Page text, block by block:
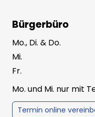
Bürgerbüro
Mo., Di. & Do.
Mi.
Fr.
Mo. und Mi. nur mit
Termin online